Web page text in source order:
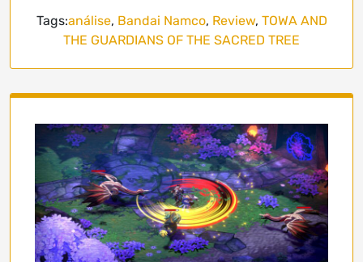
Tags:análise, Bandai Namco, Review, TOWA AND
THE GUARDIANS OF THE SACRED TREE